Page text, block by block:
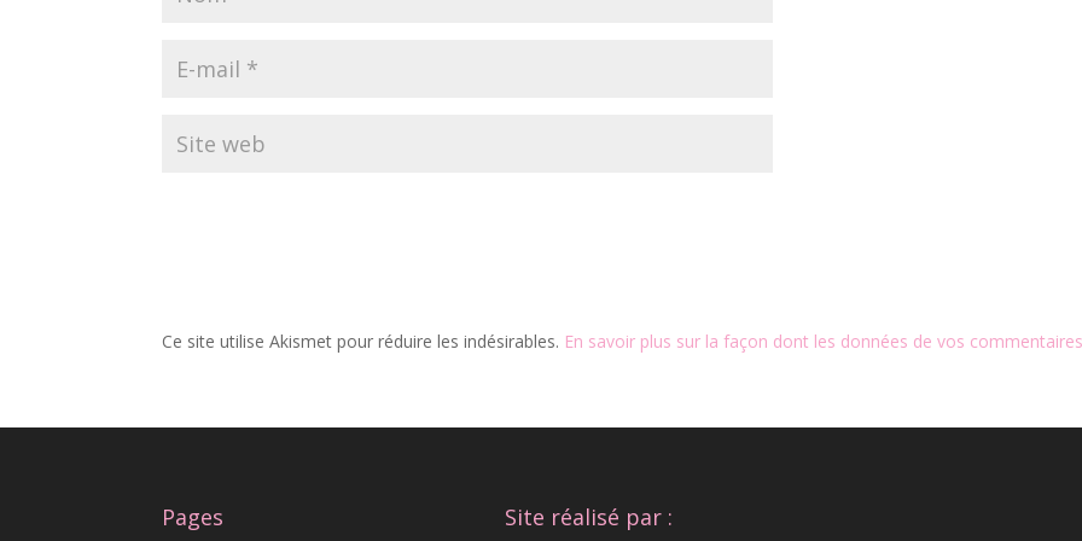
Ce site utilise Akismet pour réduire les indésirables. En savoir plus sur la façon dont les données de vos
Pages Site réalisé par :